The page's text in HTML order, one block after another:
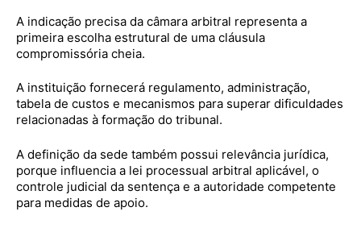
A indicação precisa da câmara arbitral representa a
primeira escolha estrutural de uma cláusula
compromissória cheia.
A instituição fornecerá regulamento, administração,
tabela de custos e mecanismos para superar dificuldades
relacionadas à formação do tribunal.
A definição da sede também possui relevância jurídica,
porque influencia a lei processual arbitral aplicável, o
controle judicial da sentença e a autoridade competente
para medidas de apoio.